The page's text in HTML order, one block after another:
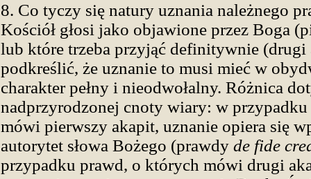
8. Co tyczy się natury uznania należnego
Kościół głosi jako objawione przez Boga
lub które trzeba przyjąć definitywnie (drugi
podkreślić, że uznanie to musi mieć w
charakter pełny i nieodwołalny. Różnica
nadprzyrodzonej cnoty wiary: w
mówi pierwszy akapit, uznanie opiera się
autorytet słowa Bożego (prawdy de fide
przypadku prawd, o których mówi drugi